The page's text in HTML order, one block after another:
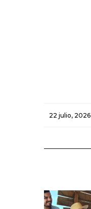
22 julio, 2026